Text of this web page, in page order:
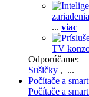
... viac
TV
Odporúčame:
Sušičky , ...
Počítače a
Počítače a